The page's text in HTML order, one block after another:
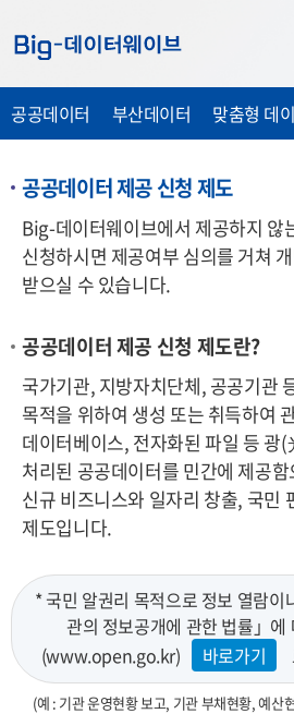
가
가
가
공공데이터 부산데이터 맞춤형 데
공공데이터 제공 신청 제도
Big-데이터웨이브에서 제공하지 않
신청하시면 제공여부 심의를 거쳐
받으실 수 있습니다.
공공데이터 제공 신청 제도란?
국가기관, 지방자치단체, 공공기관
목적을 위하여 생성 또는 취득하여
데이터베이스, 전자화된 파일 등 광(
처리된 공공데이터를 민간에 제공
신규 비즈니스와 일자리 창출, 국민
제도입니다.
* 국민 알권리 목적으로 정보 열람이
관의 정보공개에 관한 법률」에
(www.open.go.kr)
바로가기
(예 : 기관 운영현황 보고, 기관 부채현황, 예산